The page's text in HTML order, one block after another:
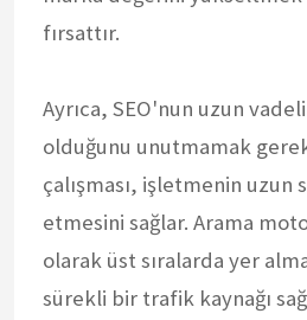
fırsattır.
Ayrıca, SEO'nun uzun
olduğunu unutmamak
çalışması, işletmenin uzun
etmesini sağlar. Arama
olarak üst sıralarda yer
sürekli bir trafik kaynağı